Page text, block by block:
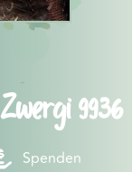
Zwergi 9936
Spenden